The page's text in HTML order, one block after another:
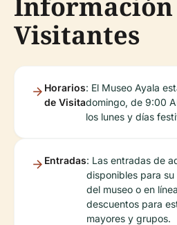
Visitantes
Horarios
de Visita
: El Museo Ayala
domingo, de 9:00
los lunes y días
Entradas: Las entradas de
disponibles para
del museo o en
descuentos para
mayores y grupos.